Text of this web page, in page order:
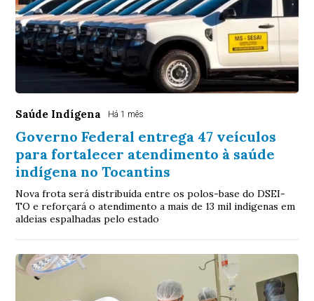
Saúde Indígena Há 1 mês
Governo Federal entrega 47 veículos
para fortalecer atendimento à saúde
indígena no Tocantins
Nova frota será distribuída entre os polos-base do DSEI-
TO e reforçará o atendimento a mais de 13 mil indígenas em
aldeias espalhadas pelo estado